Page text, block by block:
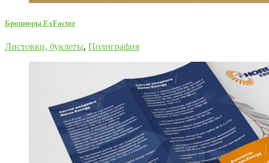
Брошюры ExFactor
Листовки, буклеты, Полиграфия